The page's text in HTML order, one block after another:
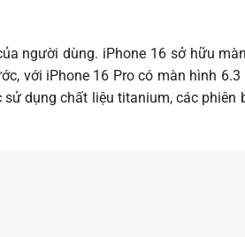
người dùng. iPhone 16 sở hữu
với iPhone 16 Pro có màn hình
dụng chất liệu titanium, các phiên